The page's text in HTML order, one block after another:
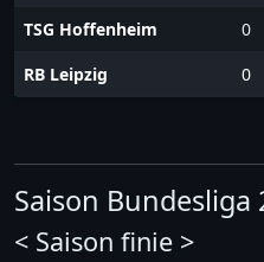
TSG Hoffenheim
0
RB Leipzig
0
Saison Bundesliga
< Saison finie >